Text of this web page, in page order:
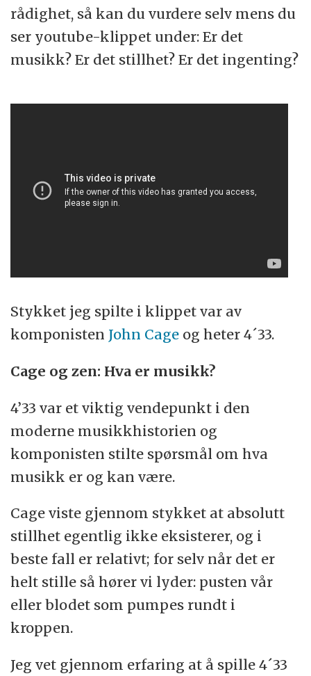
rådighet, så kan du vurdere selv mens du
ser youtube-klippet under: Er det
musikk? Er det stillhet? Er det ingenting?
Stykket jeg spilte i klippet var av
komponisten John Cage og heter 4´33.
Cage og zen: Hva er musikk?
4’33 var et viktig vendepunkt i den
moderne musikkhistorien og
komponisten stilte spørsmål om hva
musikk er og kan være.
Cage viste gjennom stykket at absolutt
stillhet egentlig ikke eksisterer, og i
beste fall er relativt; for selv når det er
helt stille så hører vi lyder: pusten vår
eller blodet som pumpes rundt i
kroppen.
Jeg vet gjennom erfaring at å spille 4´33